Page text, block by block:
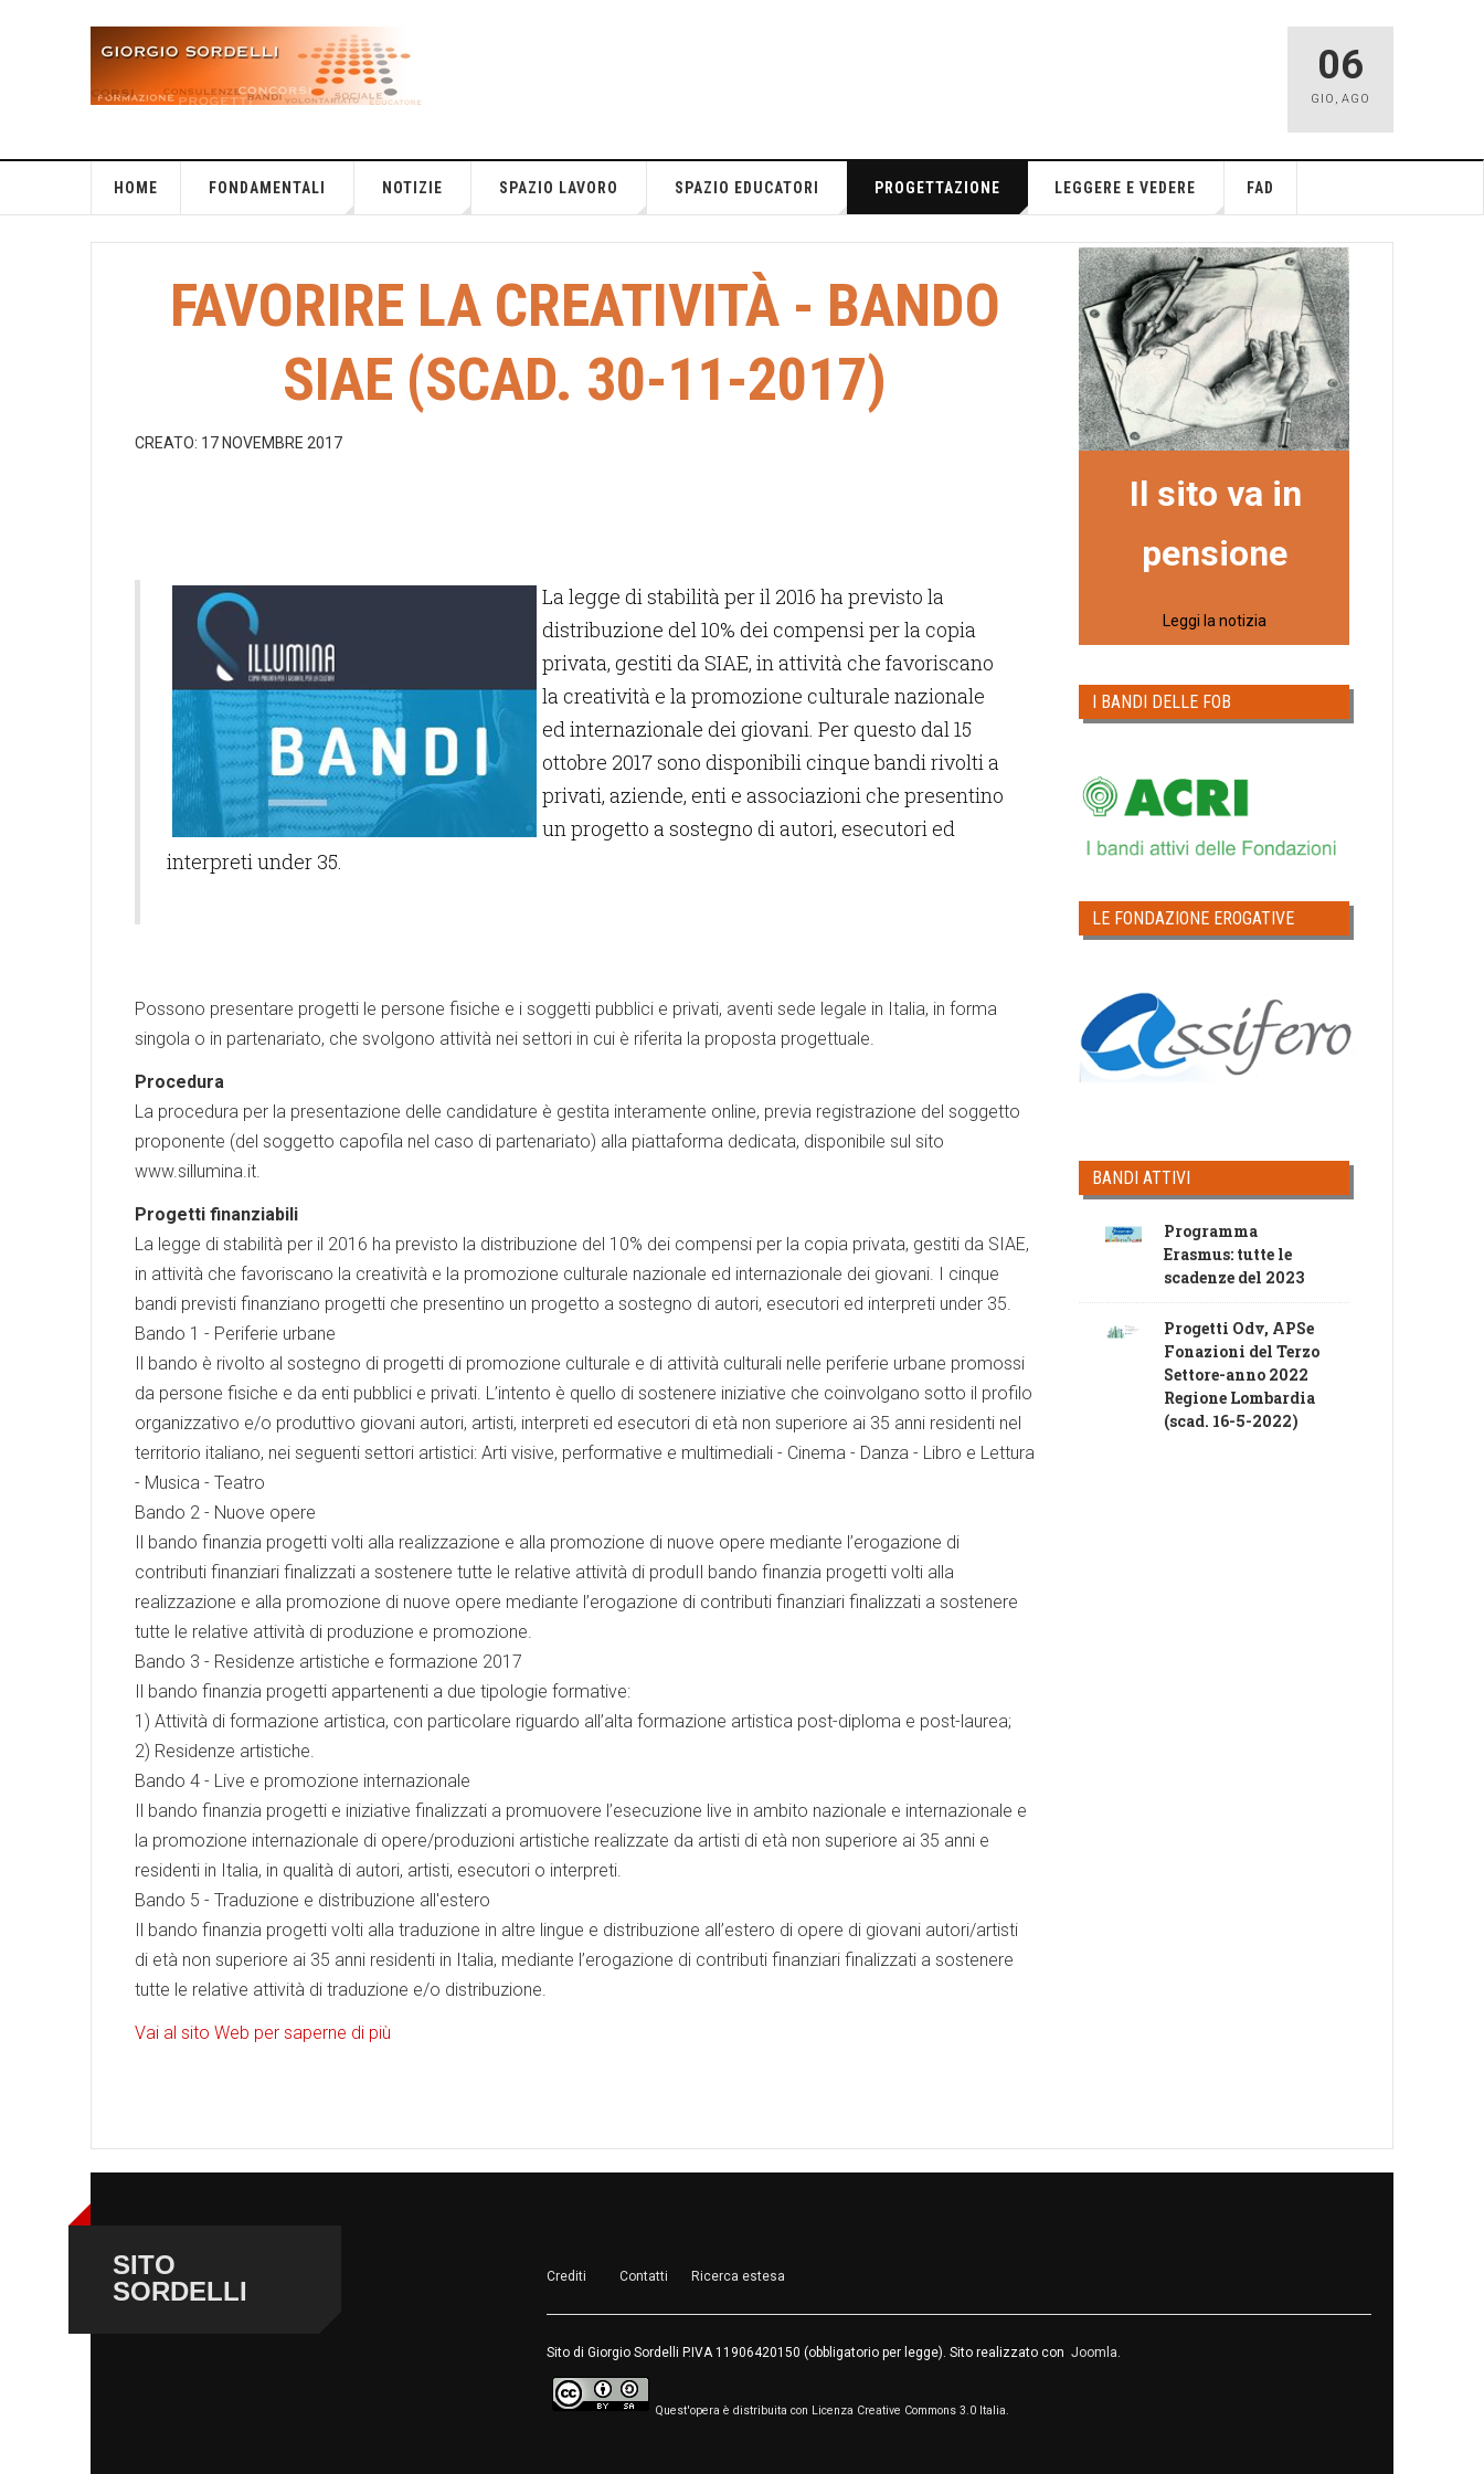
06
GIO , AGO
HOME FONDAMENTALI NOTIZIE SPAZIO LAVORO SPAZIO EDUCATORI PROGETTAZIONE LEGGERE E VEDERE FAD
FAVORIRE LA CREATIVITÀ - BANDO
SIAE (SCAD. 30-11-2017)
CREATO: 17 NOVEMBRE 2017
La legge di stabilità per il 2016 ha previsto la
distribuzione del 10% dei compensi per la copia
privata, gestiti da SIAE, in attività che favoriscano
la creatività e la promozione culturale nazionale
ed internazionale dei giovani. Per questo dal 15
ottobre 2017 sono disponibili cinque bandi rivolti a
privati, aziende, enti e associazioni che presentino
un progetto a sostegno di autori, esecutori ed
interpreti under 35.
Possono presentare progetti le persone fisiche e i soggetti pubblici e privati, aventi sede legale in Italia, in forma
singola o in partenariato, che svolgono attività nei settori in cui è riferita la proposta progettuale.
Procedura
La procedura per la presentazione delle candidature è gestita interamente online, previa registrazione del soggetto
proponente (del soggetto capofila nel caso di partenariato) alla piattaforma dedicata, disponibile sul sito
www.sillumina.it.
Progetti finanziabili
La legge di stabilità per il 2016 ha previsto la distribuzione del 10% dei compensi per la copia privata, gestiti da SIAE,
in attività che favoriscano la creatività e la promozione culturale nazionale ed internazionale dei giovani. I cinque
bandi previsti finanziano progetti che presentino un progetto a sostegno di autori, esecutori ed interpreti under 35.
Bando 1 - Periferie urbane
Il bando è rivolto al sostegno di progetti di promozione culturale e di attività culturali nelle periferie urbane promossi
da persone fisiche e da enti pubblici e privati. L’intento è quello di sostenere iniziative che coinvolgano sotto il profilo
organizzativo e/o produttivo giovani autori, artisti, interpreti ed esecutori di età non superiore ai 35 anni residenti nel
territorio italiano, nei seguenti settori artistici: Arti visive, performative e multimediali - Cinema - Danza - Libro e Lettura
- Musica - Teatro
Bando 2 - Nuove opere
Il bando finanzia progetti volti alla realizzazione e alla promozione di nuove opere mediante l’erogazione di
contributi finanziari finalizzati a sostenere tutte le relative attività di produIl bando finanzia progetti volti alla
realizzazione e alla promozione di nuove opere mediante l’erogazione di contributi finanziari finalizzati a sostenere
tutte le relative attività di produzione e promozione.
Bando 3 - Residenze artistiche e formazione 2017
Il bando finanzia progetti appartenenti a due tipologie formative:
1) Attività di formazione artistica, con particolare riguardo all’alta formazione artistica post-diploma e post-laurea;
2) Residenze artistiche.
Bando 4 - Live e promozione internazionale
Il bando finanzia progetti e iniziative finalizzati a promuovere l’esecuzione live in ambito nazionale e internazionale e
la promozione internazionale di opere/produzioni artistiche realizzate da artisti di età non superiore ai 35 anni e
residenti in Italia, in qualità di autori, artisti, esecutori o interpreti.
Bando 5 - Traduzione e distribuzione all'estero
Il bando finanzia progetti volti alla traduzione in altre lingue e distribuzione all’estero di opere di giovani autori/artisti
di età non superiore ai 35 anni residenti in Italia, mediante l’erogazione di contributi finanziari finalizzati a sostenere
tutte le relative attività di traduzione e/o distribuzione.
Vai al sito Web per saperne di più
Il sito va in
pensione
Leggi la notizia
I BANDI DELLE FOB
LE FONDAZIONE EROGATIVE
BANDI ATTIVI
Programma
Erasmus: tutte le
scadenze del 2023
Progetti Odv, APSe
Fonazioni del Terzo
Settore-anno 2022
Regione Lombardia
(scad. 16-5-2022)
SITO
SORDELLI
Crediti Contatti Ricerca estesa
Sito di Giorgio Sordelli P.IVA 11906420150 (obbligatorio per legge). Sito realizzato conJoomla.
Quest'opera è distribuita con Licenza Creative Commons 3.0 Italia.